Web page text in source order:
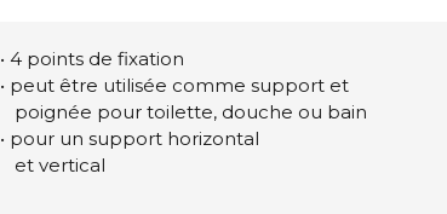
• 4 points de fixation
• peut être utilisée comme support et
poignée pour toilette, douche ou bain
• pour un support horizontal
et vertical